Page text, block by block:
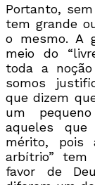
Portanto,
tem grande
o mesmo. A
meio do
toda a
somos
que dizem
um
aqueles
mérito, pois
arbítrio”
favor de